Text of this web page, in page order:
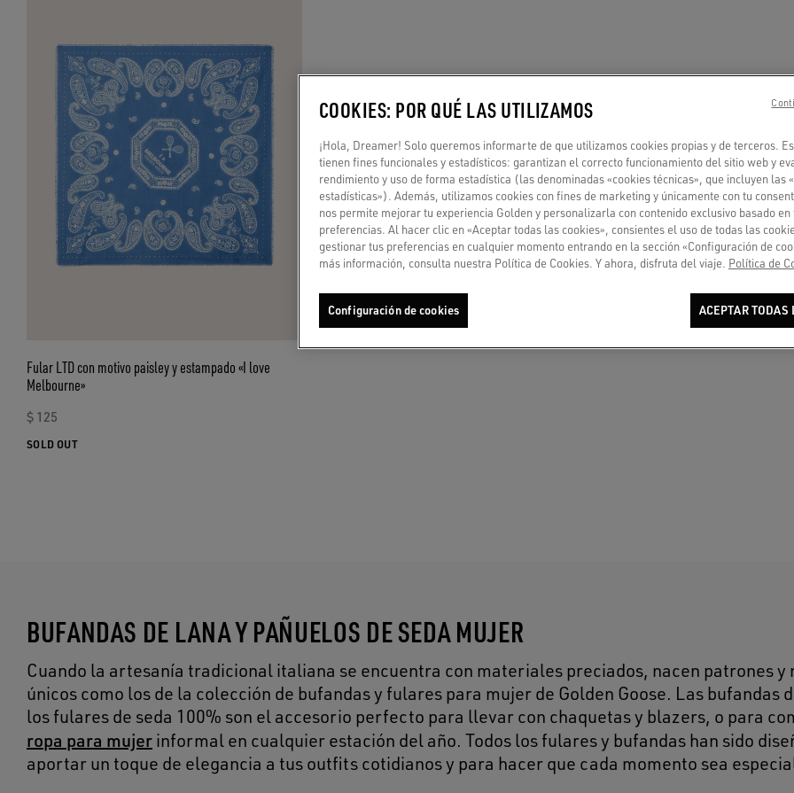
Fular LTD con motivo paisley y estampado «I love
Melbourne»
$ 125
SOLD OUT
BUFANDAS DE LANA Y PAÑUELOS DE SEDA MUJER
Cuando la artesanía tradicional italiana se encuentra con materiales preciados, nacen patrones y
únicos como los de la colección de bufandas y fulares para mujer de Golden Goose. Las bufandas
los fulares de seda 100% son el accesorio perfecto para llevar con chaquetas y blazers, o para
ropa para mujer informal en cualquier estación del año. Todos los fulares y bufandas han sido
aportar un toque de elegancia a tus outfits cotidianos y para hacer que cada momento sea
COOKIES: POR QUÉ LAS UTILIZAMOS
¡Hola, Dreamer! Solo queremos informarte de que utilizamos cookies propias y de terceros.
tienen fines funcionales y estadísticos: garantizan el correcto funcionamiento del sitio web y
rendimiento y uso de forma estadística (las denominadas «cookies técnicas», que incluyen las
estadísticas»). Además, utilizamos cookies con fines de marketing y únicamente con tu
nos permite mejorar tu experiencia Golden y personalizarla con contenido exclusivo basado en
preferencias. Al hacer clic en «Aceptar todas las cookies», consientes el uso de todas las
gestionar tus preferencias en cualquier momento entrando en la sección «Configuración de
más información, consulta nuestra Política de Cookies. Y ahora, disfruta del viaje. Política de
Configuración de cookies ACEPTAR TODAS